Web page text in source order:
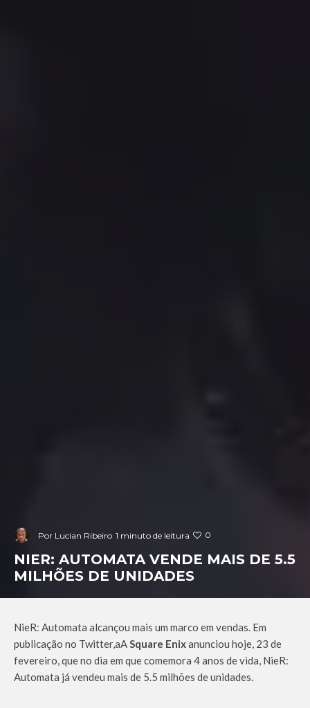
Por Lucian Ribeiro 1 minuto de leitura 0
NIER: AUTOMATA VENDE MAIS DE 5.5
MILHÕES DE UNIDADES
NieR: Automata alcançou mais um marco em vendas. Em
publicação no Twitter,aASquare Enixanunciou hoje, 23 de
fevereiro, que no dia em que comemora 4 anos de vida, NieR:
Automata já vendeu mais de 5.5 milhões de unidades.